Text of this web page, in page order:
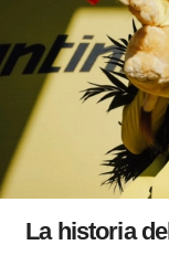
La historia